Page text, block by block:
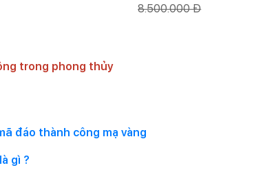
8.500.000 Đ
trong phong thủy
đáo thành công mạ vàng
gì ?